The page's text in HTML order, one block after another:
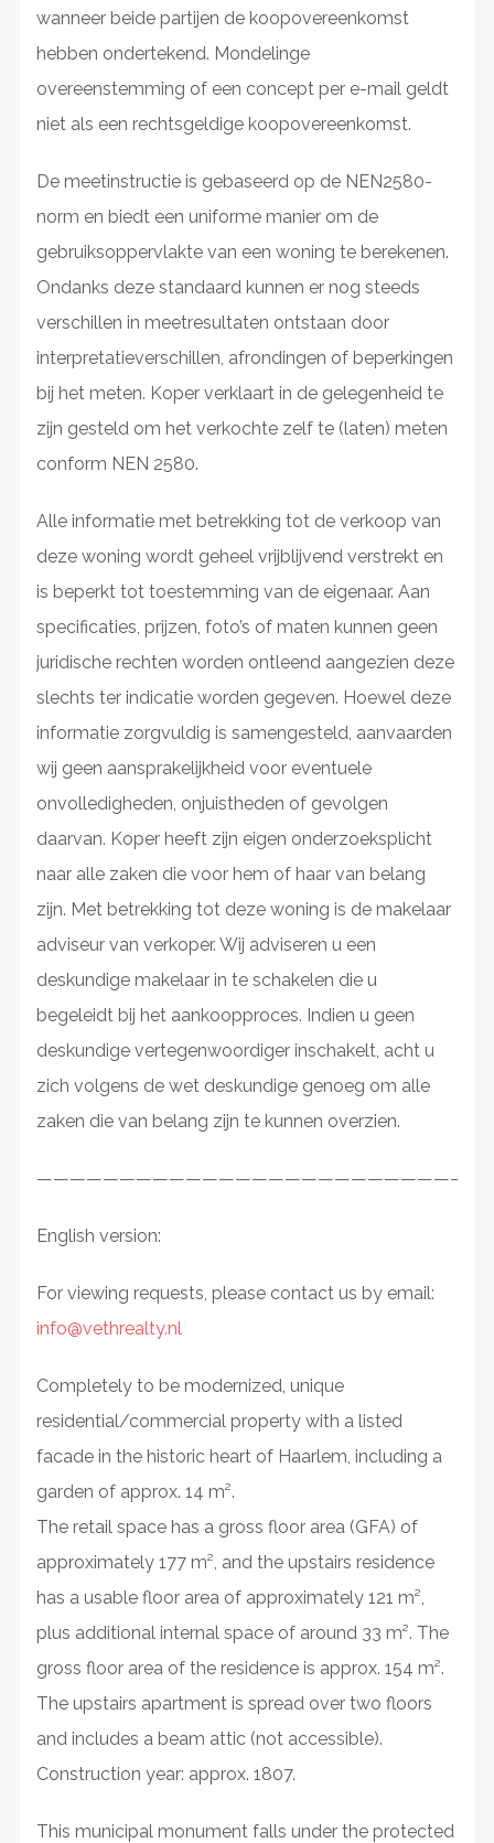
wanneer beide partijen de koopovereenkomst
hebben ondertekend. Mondelinge
overeenstemming of een concept per e-mail geldt
niet als een rechtsgeldige koopovereenkomst.
De meetinstructie is gebaseerd op de NEN2580-
norm en biedt een uniforme manier om de
gebruiksoppervlakte van een woning te berekenen.
Ondanks deze standaard kunnen er nog steeds
verschillen in meetresultaten ontstaan door
interpretatieverschillen, afrondingen of beperkingen
bij het meten. Koper verklaart in de gelegenheid te
zijn gesteld om het verkochte zelf te (laten) meten
conform NEN 2580.
Alle informatie met betrekking tot de verkoop van
deze woning wordt geheel vrijblijvend verstrekt en
is beperkt tot toestemming van de eigenaar. Aan
specificaties, prijzen, foto’s of maten kunnen geen
juridische rechten worden ontleend aangezien deze
slechts ter indicatie worden gegeven. Hoewel deze
informatie zorgvuldig is samengesteld, aanvaarden
wij geen aansprakelijkheid voor eventuele
onvolledigheden, onjuistheden of gevolgen
daarvan. Koper heeft zijn eigen onderzoeksplicht
naar alle zaken die voor hem of haar van belang
zijn. Met betrekking tot deze woning is de makelaar
adviseur van verkoper. Wij adviseren u een
deskundige makelaar in te schakelen die u
begeleidt bij het aankoopproces. Indien u geen
deskundige vertegenwoordiger inschakelt, acht u
zich volgens de wet deskundige genoeg om alle
zaken die van belang zijn te kunnen overzien.
English version:
For viewing requests, please contact us by email:
info@vethrealty.nl
Completely to be modernized, unique
residential/commercial property with a listed
facade in the historic heart of Haarlem, including a
garden of approx. 14 m².
The retail space has a gross floor area (GFA) of
approximately 177 m², and the upstairs residence
has a usable floor area of approximately 121 m²,
plus additional internal space of around 33 m². The
gross floor area of the residence is approx. 154 m².
The upstairs apartment is spread over two floors
and includes a beam attic (not accessible).
Construction year: approx. 1807.
This municipal monument falls under the protected